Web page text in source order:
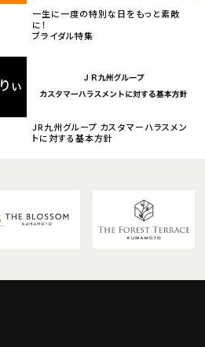
一生に一度の特別な日をもっと素敵
に！
ブライダル特集
JR九州グループ カスタマーハラスメン
トに対する基本方針